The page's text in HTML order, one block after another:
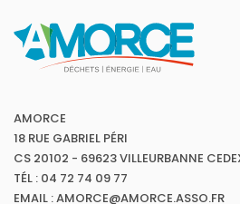
AMORCE
18 RUE GABRIEL PÉRI
CS 20102 - 69623 VILLEURBANNE
TÉL : 04 72 74 09 77
EMAIL : AMORCE@AMORCE.ASSO.FR